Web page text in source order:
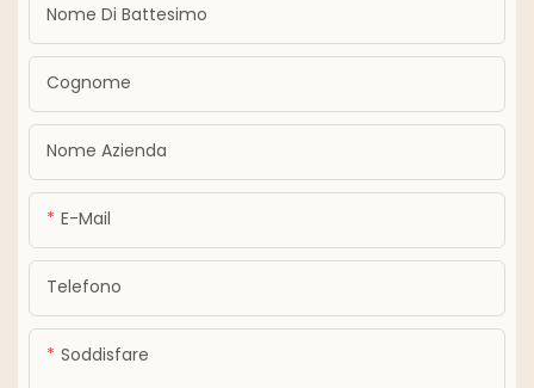
Nome Di Battesimo
Cognome
Nome Azienda
E-Mail
Telefono
Soddisfare